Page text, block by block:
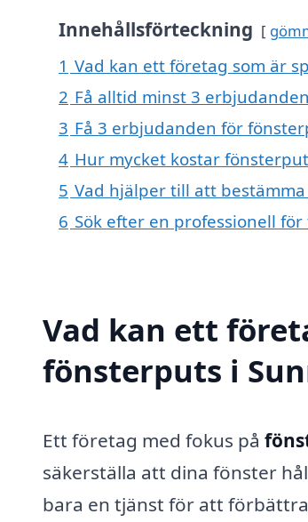
Innehållsförteckning
1 Vad kan ett företag som är
2 Få alltid minst 3
3 Få 3 erbjudanden för
4 Hur mycket kostar
5 Vad hjälper till att
6 Sök efter en professionell
Vad kan ett
fönsterputs i
Ett företag med fokus på
säkerställa att dina fönster
bara en tjänst för att